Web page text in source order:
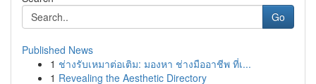
Go
Published News
1 ช่างรับเหมาต่อเติม: มองหา ช่างมืออาชีพ ที่เ...
1 Revealing the Aesthetic Directory